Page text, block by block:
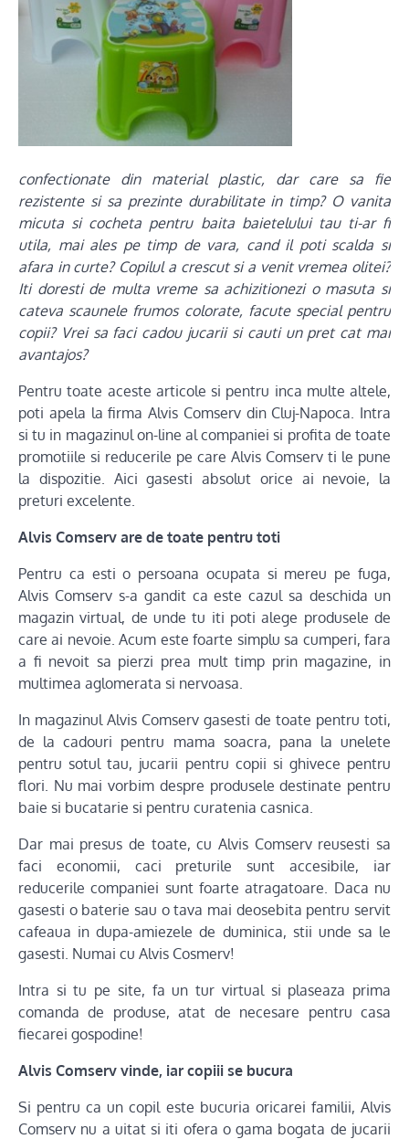
confectionate din material plastic, dar care sa fie
rezistente si sa prezinte durabilitate in timp? O vanita
micuta si cocheta pentru baita baietelului tau ti-ar fi
utila, mai ales pe timp de vara, cand il poti scalda si
afara in curte? Copilul a crescut si a venit vremea olitei?
Iti doresti de multa vreme sa achizitionezi o masuta si
cateva scaunele frumos colorate, facute special pentru
copii? Vrei sa faci cadou jucarii si cauti un pret cat mai
avantajos?
Pentru toate aceste articole si pentru inca multe altele,
poti apela la firma Alvis Comserv din Cluj-Napoca. Intra
si tu in magazinul on-line al companiei si profita de toate
promotiile si reducerile pe care Alvis Comserv ti le pune
la dispozitie. Aici gasesti absolut orice ai nevoie, la
preturi excelente.
Alvis Comserv are de toate pentru toti
Pentru ca esti o persoana ocupata si mereu pe fuga,
Alvis Comserv s-a gandit ca este cazul sa deschida un
magazin virtual, de unde tu iti poti alege produsele de
care ai nevoie. Acum este foarte simplu sa cumperi, fara
a fi nevoit sa pierzi prea mult timp prin magazine, in
multimea aglomerata si nervoasa.
In magazinul Alvis Comserv gasesti de toate pentru toti,
de la cadouri pentru mama soacra, pana la unelete
pentru sotul tau, jucarii pentru copii si ghivece pentru
flori. Nu mai vorbim despre produsele destinate pentru
baie si bucatarie si pentru curatenia casnica.
Dar mai presus de toate, cu Alvis Comserv reusesti sa
faci economii, caci preturile sunt accesibile, iar
reducerile companiei sunt foarte atragatoare. Daca nu
gasesti o baterie sau o tava mai deosebita pentru servit
cafeaua in dupa-amiezele de duminica, stii unde sa le
gasesti. Numai cu Alvis Cosmerv!
Intra si tu pe site, fa un tur virtual si plaseaza prima
comanda de produse, atat de necesare pentru casa
fiecarei gospodine!
Alvis Comserv vinde, iar copiii se bucura
Si pentru ca un copil este bucuria oricarei familii, Alvis
Comserv nu a uitat si iti ofera o gama bogata de jucarii